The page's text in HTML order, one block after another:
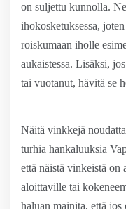
on suljettu kunnolla.
ihokosketuksessa,
roiskumaan iholle
aukaistessa. Lisäksi,
tai vuotanut, hävitä se
Näitä vinkkejä
turhia hankaluuksia
että näistä vinkeistä on
aloittaville tai
haluan mainita, että